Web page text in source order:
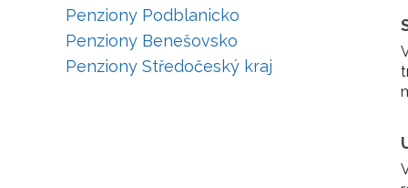
Penziony Podblanicko
Penziony Benešovsko
Penziony Středočeský kraj